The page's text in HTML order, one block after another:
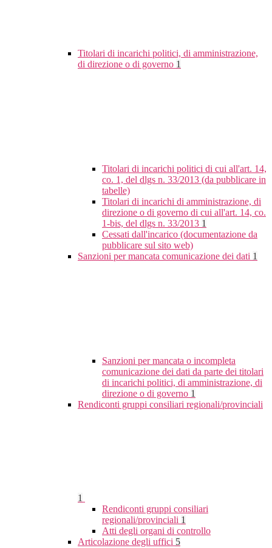
Titolari di incarichi politici, di amministrazione,
di direzione o di governo 1
Titolari di incarichi politici di cui all'art. 14,
co. 1, del dlgs n. 33/2013 (da pubblicare in
tabelle)
Titolari di incarichi di amministrazione, di
direzione o di governo di cui all'art. 14, co.
1-bis, del dlgs n. 33/2013 1
Cessati dall'incarico (documentazione da
pubblicare sul sito web)
Sanzioni per mancata comunicazione dei dati 1
Sanzioni per mancata o incompleta
comunicazione dei dati da parte dei titolari
di incarichi politici, di amministrazione, di
direzione o di governo 1
Rendiconti gruppi consiliari regionali/provinciali
1
Rendiconti gruppi consiliari
regionali/provinciali 1
Atti degli organi di controllo
Articolazione degli uffici 5